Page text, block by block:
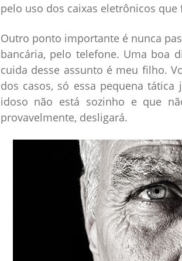
pelo uso dos caixas eletrônicos
Outro ponto importante é nunca
bancária, pelo telefone. Uma boa
cuida desse assunto é meu filho.
dos casos, só essa pequena
idoso não está sozinho e que
provavelmente, desligará.